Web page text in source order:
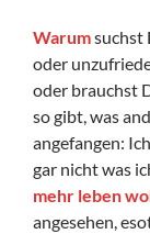
Warumsuchst
oder
oder brauchst
so gibt, was
angefangen:
gar nicht was
mehr leben
angesehen,